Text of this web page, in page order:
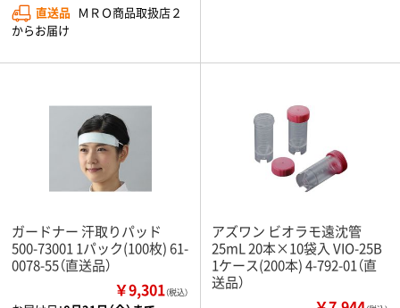
直送品 ＭＲＯ商品取扱店２
からお届け
ガードナー 汗取りパッド
500-73001 1パック(100枚) 61-
0078-55（直送品）
￥9,301（税込）
アズワン ビオラモ遠沈管
25mL 20本×10袋入 VIO-25B
1ケース(200本) 4-792-01（直
送品）